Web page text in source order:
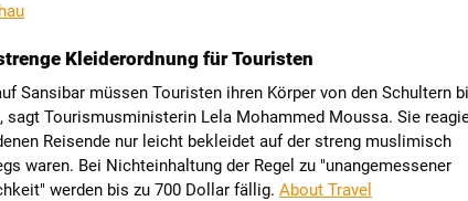
Kleiderordnung für Touristen
Sansibar müssen Touristen ihren Körper von den Schultern
sagt Tourismusministerin Lela Mohammed Moussa. Sie
Reisende nur leicht bekleidet auf der streng muslimisch
waren. Bei Nichteinhaltung der Regel zu "unangemessener
werden bis zu 700 Dollar fällig. About Travel